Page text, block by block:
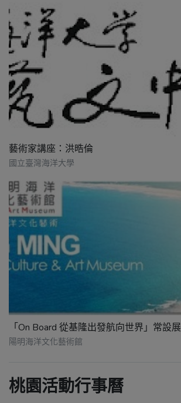
藝術家講座：洪晧倫
國立臺灣海洋大學
「On Board 從基隆出發航向世界」常設展
陽明海洋文化藝術館
桃園活動行事曆